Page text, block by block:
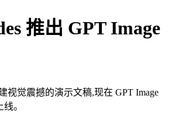
推出 GPT Image
视觉震撼的演示文稿,现在 GPT Image
。